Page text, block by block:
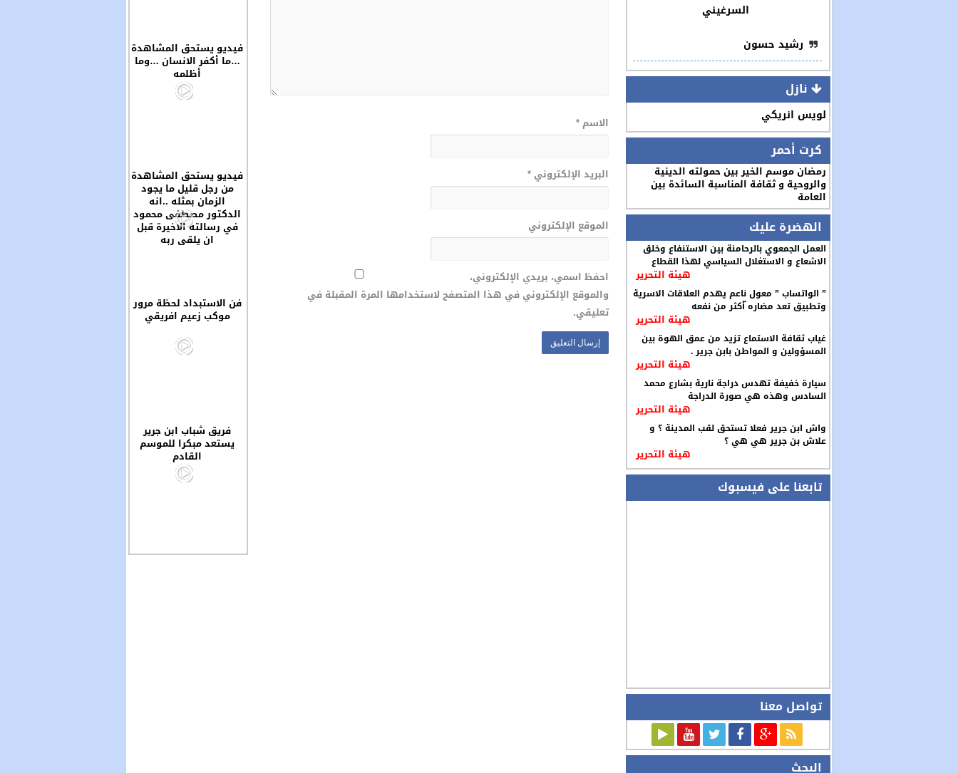
فيديو يستحق المشاهدة
…ما أكفر الانسان …وما
أظلمه
فيديو يستحق المشاهدة
من رجل قليل ما يجود
الزمان بمثله ..انه
الدكتور مصطفى محمود
في رسالته الاخيرة قبل
ان يلقى ربه
فن الاستبداد لحظة مرور
موكب زعيم افريقي
فريق شباب ابن جرير
يستعد مبكرا للموسم
القادم
السرغيني
رشيد حسون
نازل
لويس انريكي
كرت أحمر
رمضان موسم الخير بين حمولته الدينية
والروحية و ثقافة المناسبة السائدة بين
العامة
الهضرة عليك
العمل الجمعوي بالرحامنة بين الاستنفاع وخلق
الاشعاع و الاستغلال السياسي لهذا القطاع
هيئة التحرير
” الواتساب ” معول ناعم يهدم العلاقات الاسرية
وتطبيق تعد مضاره ّأكثر من نفعه
هيئة التحرير
غياب ثقافة الاستماع تزيد من عمق الهوة بين
المسؤولين و المواطن بابن جرير .
هيئة التحرير
سيارة خفيفة تهدس دراجة نارية بشارع محمد
السادس وهذه هي صورة الدراجة
هيئة التحرير
واش ابن جرير فعلا تستحق لقب المدينة ؟ و
علاش بن جرير هي هي ؟
هيئة التحرير
تابعنا على فيسبوك
تواصل معنا
البحث
الاسم*
البريد الإلكتروني*
الموقع الإلكتروني
احفظ اسمي، بريدي الإلكتروني،
والموقع الإلكتروني في هذا المتصفح لاستخدامها المرة المقبلة في
تعليقي.